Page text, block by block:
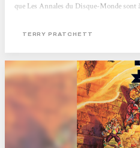
que Les Annales du Disque-Monde sont
entre les deux grandes séries
des séries...
TERRY PRATCHETT